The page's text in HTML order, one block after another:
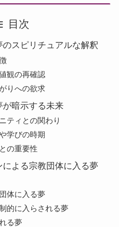
目次
スピリチュアルな解釈
観の再確認
りへの欲求
が暗示する未来
ティとの関わり
学びの時期
の重要性
による宗教団体に入る夢
体に入る夢
的に入らされる夢
る夢